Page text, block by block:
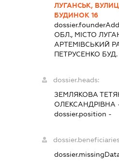
ЛУГАНСЬК,
БУДИНОК 16
ОБЛ., МІСТО
АРТЕМІВСЬКИЙ
ПЕТРУСЕНКО БУД.
dossier.heads:
ЗЕМЛЯКОВА
ОЛЕКСАНДРІВНА
dossier.position -